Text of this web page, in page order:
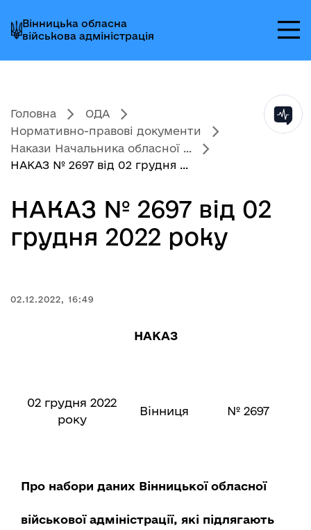
до
головного
меню
до
головного
вмісту
до
головного
колонтитула
Вінницька обласна
військова адміністрація
Головна
ОДА
Нормативно-правові документи
Накази Начальника обласної ...
НАКАЗ № 2697 від 02 грудня ...
НАКАЗ № 2697 від 02
грудня 2022 року
02.12.2022, 16:49
НАКАЗ
02 грудня 2022
року
Вінниця № 2697
Про набори даних Вінницької обласної
військової адміністрації, які підлягають